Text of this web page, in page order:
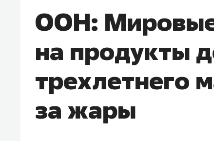
ООН:
на продукты
трехлетнего
за жары